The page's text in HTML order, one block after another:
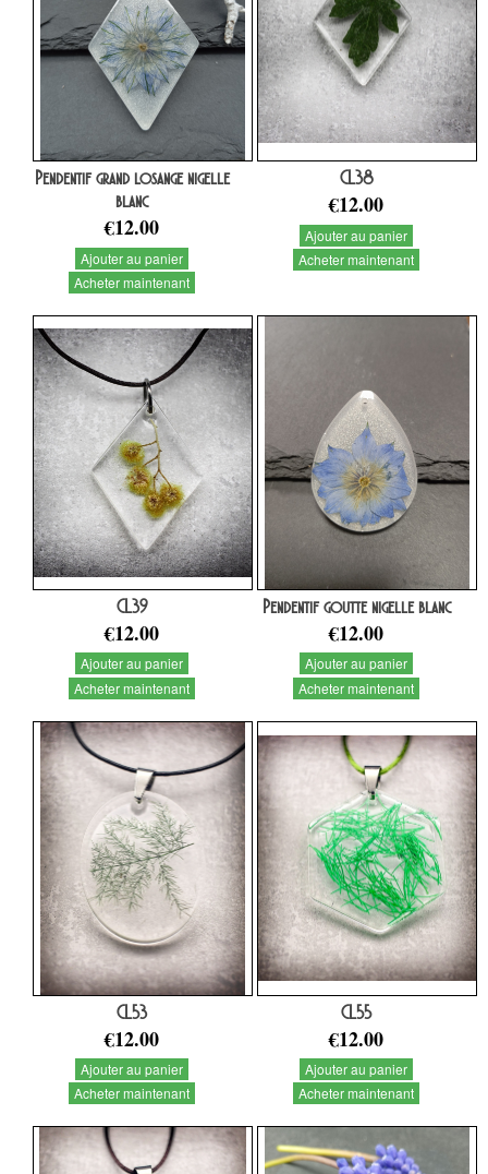
Pendentif grand losange nigelle
blanc
€12.00
Ajouter au panier
Acheter maintenant
CL38
€12.00
Ajouter au panier
Acheter maintenant
CL39
€12.00
Ajouter au panier
Acheter maintenant
Pendentif goutte nigelle blanc
€12.00
Ajouter au panier
Acheter maintenant
CL53
€12.00
Ajouter au panier
Acheter maintenant
CL55
€12.00
Ajouter au panier
Acheter maintenant